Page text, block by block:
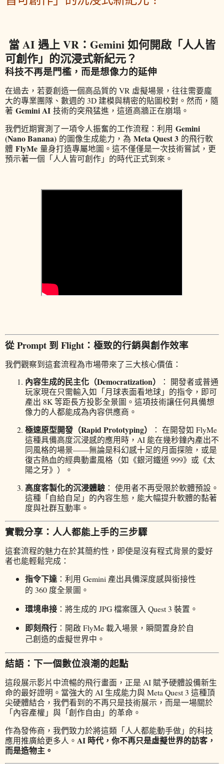
當 AI 遇上 VR：Gemini 如何開啟「人人皆
可創作」的沉浸式新紀元？
科技不再是門檻，而是想像力的延伸
在過去，若要創造一個高品質的 VR 虛擬場景，往往需要龐
大的專業團隊、數週的 3D 建模與精密的貼圖校對。然而，隨
著 Gemini AI 技術的突飛猛進，這道高牆正在崩塌。
我們近期實測了一項令人振奮的工作流程：利用 Gemini
(Nano Banana) 的圖像生成能力，為 Meta Quest 3 的飛行軟
體 FlyMe 量身打造專屬地圖。這不僅僅是一次技術嘗試，更
預示著一個「人人皆可創作」的時代正式到來。
從 Prompt 到 Flight：極致的行銷與創作效率
我們觀察到這套流程為市場帶來了三大核心價值：
內容生成的民主化（Democratization）
： 開發者或普通
玩家現在只需輸入如「月球表面看地球」的指令，即可
產出 8K 等距長方投影全景圖。這項技術讓任何具備想
像力的人都能成為內容供應商。
極速原型開發（Rapid Prototyping）
： 在開發如 FlyMe
這種具備高度沉浸感的應用時，AI 能在幾秒鐘內產出不
同風格的場景——無論是科幻感十足的月面探險，或是
復古熱血的經典動畫風格（如《銀河鐵道 999》或《太
陽之牙》）。
高度客製化的沉浸體驗 ： 使用者不再受限於軟體預設。
這種「自給自足」的內容生態，能大幅提升軟體的黏著
度與社群互動率。
實戰分享：人人都能上手的三步驟
這套流程的魅力在於其簡約性，即使是沒有程式背景的愛好
者也能輕鬆完成：
指令下達：利用 Gemini 產出具備深度感與銜接性
的 360 度全景圖。
環境串接：將生成的 JPG 檔案匯入 Quest 3 裝置。
即刻飛行：開啟 FlyMe 載入場景，瞬間置身於自
己創造的虛擬世界中。
結語：下一個數位浪潮的起點
這段展示影片中流暢的飛行畫面，正是 AI 賦予硬體設備新生
命的最好證明。當強大的 AI 生成能力與 Meta Quest 3 這種頂
尖硬體結合，我們看到的不再只是技術展示，而是一場關於
「內容產權」與「創作自由」的革命。
作為發佈商，我們致力於將這類「人人都能動手做」的科技
應用推廣給更多人。 AI 時代，你不再只是虛擬世界的訪客，
而是造物主。